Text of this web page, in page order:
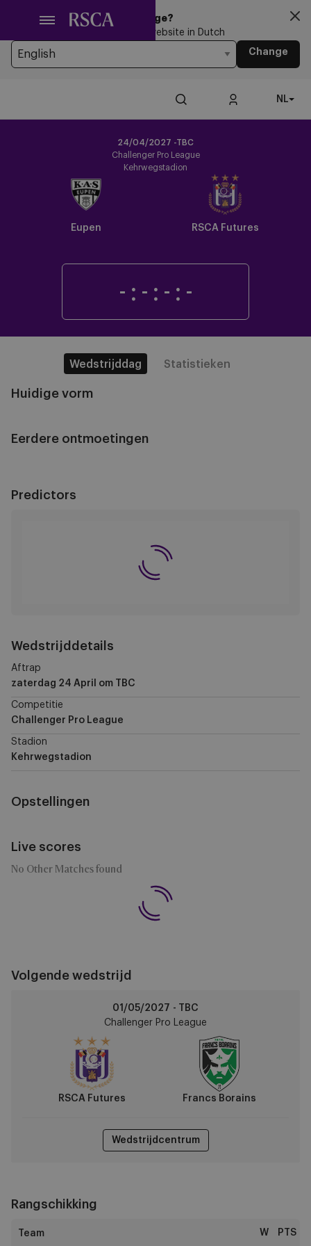
hoofdinhoud
Looking for another Language?
You’re currently browsing the website in Dutch
Change
NL
24/04/2027 -TBC
Challenger Pro League
Kehrwegstadion
Eupen RSCA Futures
- : - : - : -
Wedstrijddag Statistieken
Huidige vorm
Eerdere ontmoetingen
Predictors
Wedstrijddetails
Aftrap
zaterdag 24 April
om TBC
Competitie
Challenger Pro League
Stadion
Kehrwegstadion
Opstellingen
Live scores
No Other Matches found
Volgende wedstrijd
01/05/2027 - TBC
Challenger Pro League
RSCA Futures Francs Borains
Wedstrijdcentrum
Rangschikking
W PTS